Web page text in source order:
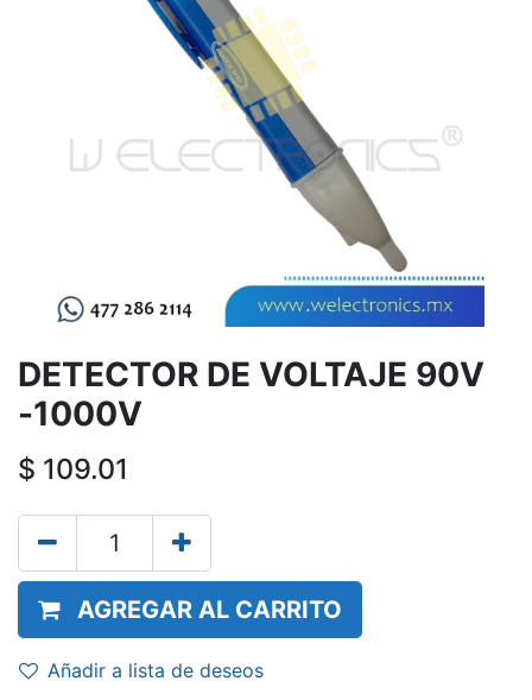
DETECTOR DE VOLTAJE 90V
-1000V
$ 109.01
AGREGAR AL CARRITO
Añadir a lista de deseos